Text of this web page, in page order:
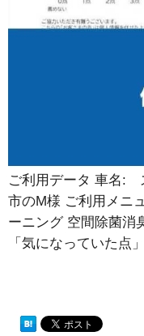
ご利用データ 車名:
市のM様 ご利用メニ
ーニング 空間除菌
「気になっていた点